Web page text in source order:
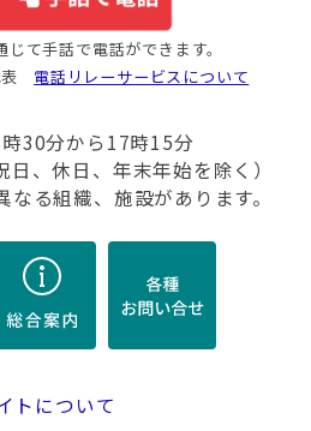
て手話で電話ができます。
表 電話リレーサービスについて
30分から17時15分
日、休日、年末年始を除く）
る組織、施設があります。
トについて